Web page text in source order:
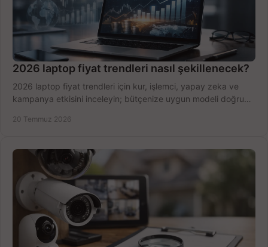
2026 laptop fiyat trendleri nasıl şekillenecek?
2026 laptop fiyat trendleri için kur, işlemci, yapay zeka ve
kampanya etkisini inceleyin; bütçenize uygun modeli doğru
20 Temmuz 2026